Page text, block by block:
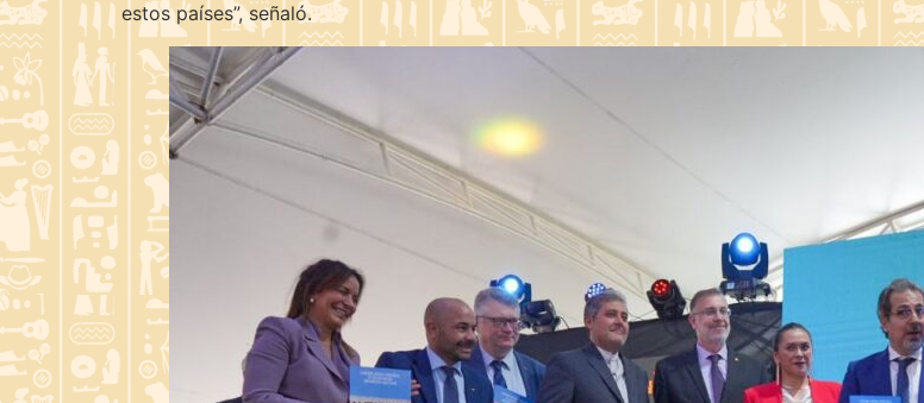
estos países”, señaló.